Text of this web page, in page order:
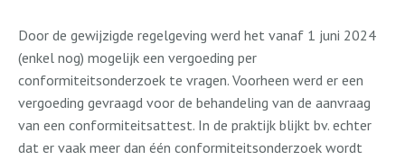
Door de gewijzigde regelgeving werd het vanaf 1 juni 2024
(enkel nog) mogelijk een vergoeding per
conformiteitsonderzoek te vragen. Voorheen werd er een
vergoeding gevraagd voor de behandeling van de aanvraag
van een conformiteitsattest. In de praktijk blijkt bv. echter
dat er vaak meer dan één conformiteitsonderzoek wordt